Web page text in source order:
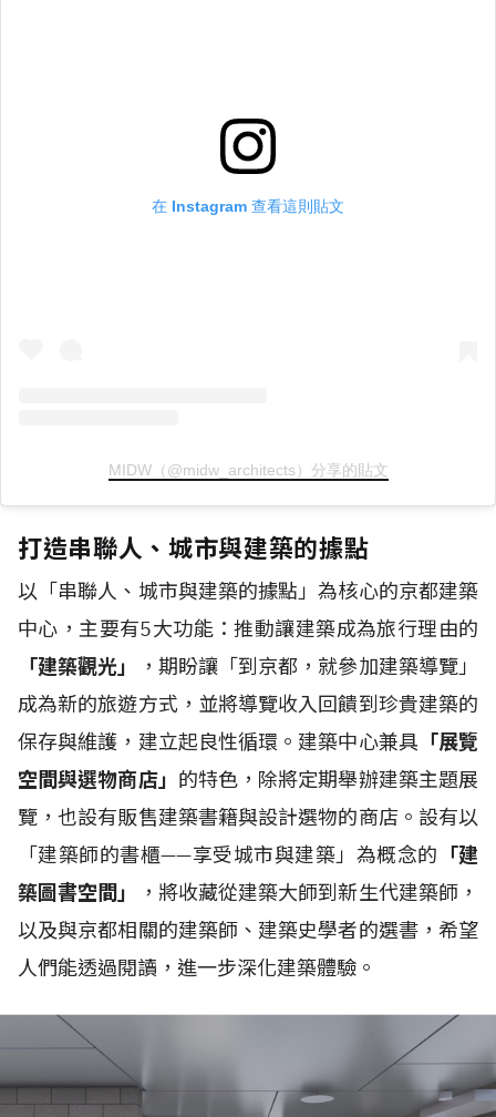
在 Instagram 查看這則貼文
MIDW（@midw_architects）分享的貼文
打造串聯人、城市與建築的據點
以「串聯人、城市與建築的據點」為核心的京都建築
中心，主要有5大功能：推動讓建築成為旅行理由的
「建築觀光」
，期盼讓「到京都，就參加建築導覽」
成為新的旅遊方式，並將導覽收入回饋到珍貴建築的
保存與維護，建立起良性循環。建築中心兼具「展覽
空間與選物商店」 的特色，除將定期舉辦建築主題展
覽，也設有販售建築書籍與設計選物的商店。設有以
「建築師的書櫃——享受城市與建築」為概念的 「建
築圖書空間」
，將收藏從建築大師到新生代建築師，
以及與京都相關的建築師、建築史學者的選書，希望
人們能透過閱讀，進一步深化建築體驗。